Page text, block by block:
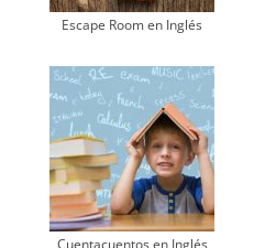
Escape Room en Inglés